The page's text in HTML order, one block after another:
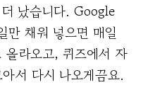
났습니다. Google
채워 넣으면 매일
라오고, 퀴즈에서 자
서 다시 나오게끔요.